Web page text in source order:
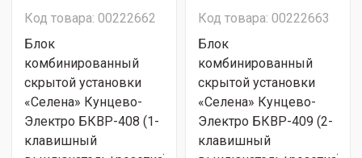
Код товара: 00222662
Блок
комбинированный
скрытой установки
«Селена» Кунцево-
Электро БКВР-408 (1-
клавишный
Код товара: 00222663
Блок
комбинированный
скрытой установки
«Селена» Кунцево-
Электро БКВР-409 (2-
клавишный